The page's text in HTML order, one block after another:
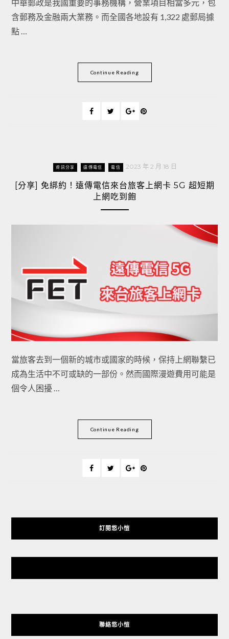
中華郵政是我國重要的事務機構，營業項目相當多元，包
含郵務及金融兩大業務。而全國各地設有 1,322 處郵局據
點 …
Continue Reading
資訊分享 遠傳電信 電信 2023 年 2 月 18 日
[分享] 免綁約！遠傳電信來台旅客上網卡 5G 超短期
上網吃到飽
當旅客去到一個新的城市或國家的時候，保持上網聯繫已
成為生活中不可或缺的一部份。然而國際漫遊費用可能是
個令人困擾 …
Continue Reading
訂閱悠小愷
聯絡悠小愷